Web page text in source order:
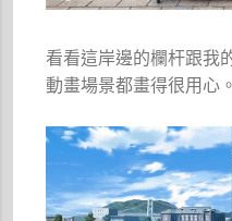
看看這岸邊的欄杆跟我
動畫場景都畫得很用心。